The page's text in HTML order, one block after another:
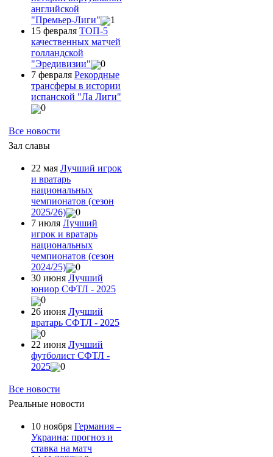
английской
"Премьер-Лиги"
1
15 февраля ТОП-5
качественных матчей
голландской
"Эредивизии"
0
7 февраля Рекордные
трансферы в истории
испанской "Ла Лиги"
0
Все новости
Зал славы
22 мая Лучший игрок
и вратарь
национальных
чемпионатов (сезон
2025/26)
0
7 июля Лучший
игрок и вратарь
национальных
чемпионатов (сезон
2024/25)
0
30 июня Лучший
юниор СФТЛ - 2025
0
26 июня Лучший
вратарь СФТЛ - 2025
0
22 июня Лучший
футболист СФТЛ -
2025
0
Все новости
Реальные новости
10 ноября Германия –
Украина: прогноз и
ставка на матч